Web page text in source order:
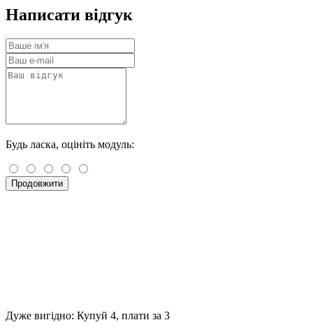
Написати відгук
Будь ласка, оцініть модуль:
Продовжити
Дуже вигідно: Купуй 4, плати за 3